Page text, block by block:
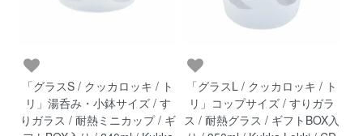
「グラスS / クッカロッキ / ト
リ」湯呑み・小鉢サイズ / す
りガラス / 耐熱ミニカップ / ギ
「グラスL / クッカロッキ / ト
リ」コップサイズ / すりガラ
ス / 耐熱グラス / ギフトBOX入